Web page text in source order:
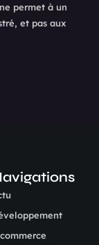
permet à un
et pas aux